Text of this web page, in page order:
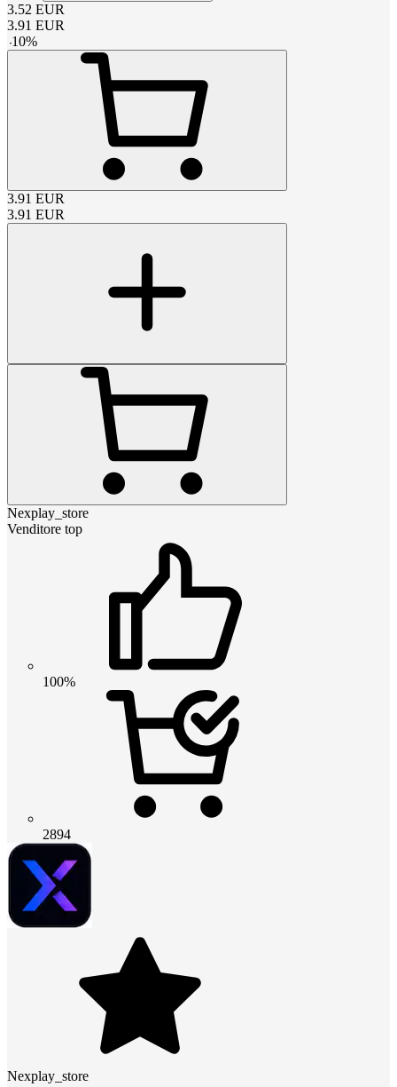
3.52 EUR
3.91 EUR
-10%
3.91 EUR
3.91 EUR
Nexplay_store
Venditore top
100%
2894
Nexplay_store